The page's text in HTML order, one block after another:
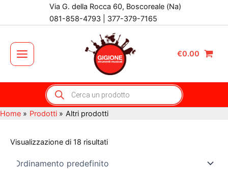
Via G. della Rocca 60, Boscoreale (Na)
081-858-4793 | 377-379-7165
Main
Menu
€0.00
Products
search
Home Prodotti Altri prodotti
Visualizzazione di 18 risultati